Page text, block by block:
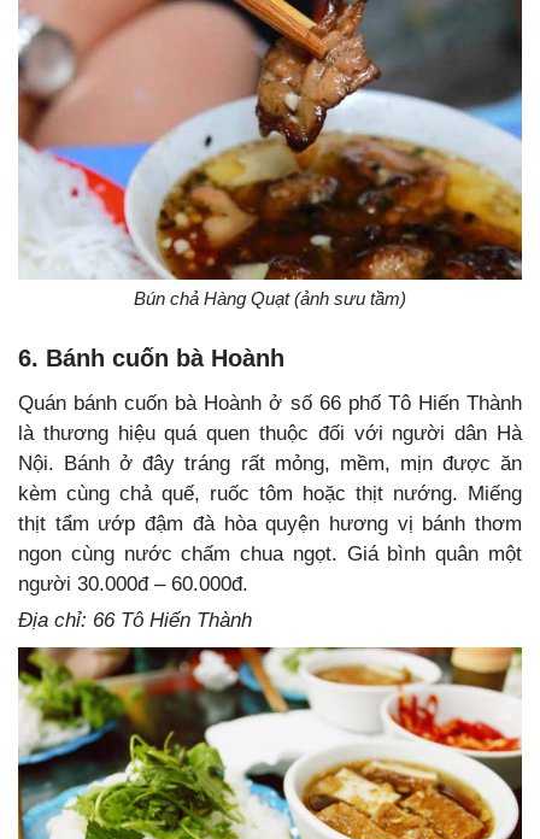
Bún chả Hàng Quạt (ảnh sưu tầm)
6. Bánh cuốn bà Hoành
Quán bánh cuốn bà Hoành ở số 66 phố Tô Hiến Thành
là thương hiệu quá quen thuộc đối với người dân Hà
Nội. Bánh ở đây tráng rất mỏng, mềm, mịn được ăn
kèm cùng chả quế, ruốc tôm hoặc thịt nướng. Miếng
thịt tẩm ướp đậm đà hòa quyện hương vị bánh thơm
ngon cùng nước chấm chua ngọt. Giá bình quân một
người 30.000đ – 60.000đ.
Địa chỉ: 66 Tô Hiến Thành